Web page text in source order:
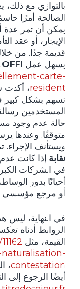
بالتوازي مع ذلك،
الصالحة أمرًا
يمكن أن تمر عدة
الإيجار، أو عقد
قديمة جدًا. من
يسهل عمل OFFI
carte-
resident، أكدت
تسهم بشكل كبير
المستخدمين
حالة عدم وجود
متوقفًا. وعندها
ويستأنف الإجراء.
نقابة إذا كانت
في الشركات
أحيانًا بدور
أو مرجع مؤسسي
في النهاية، ليس
الروابط أدناه
القيمة، مثل
contestation،
أيضًا الرجوع إلى